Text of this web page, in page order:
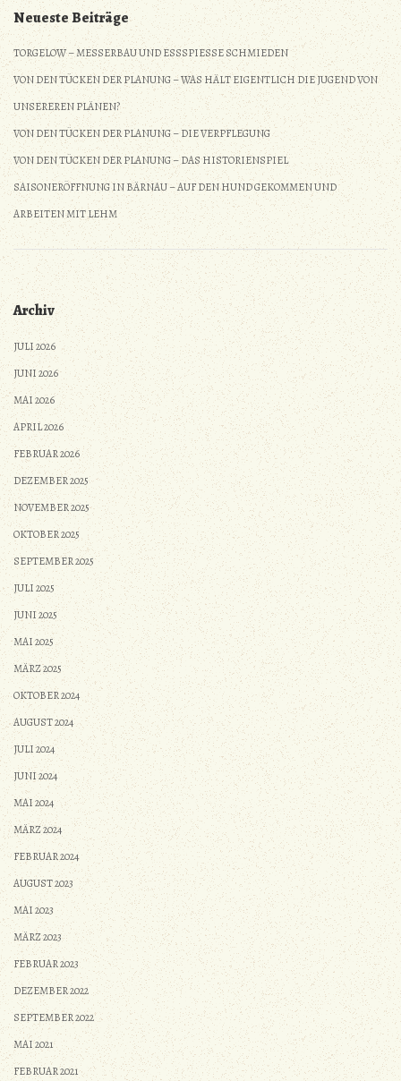
Neueste Beiträge
TORGELOW – MESSERBAU UND ESSSPIESSE SCHMIEDEN
VON DEN TÜCKEN DER PLANUNG – WAS HÄLT EIGENTLICH DIE JUGEND VON
UNSEREREN PLÄNEN?
VON DEN TÜCKEN DER PLANUNG – DIE VERPFLEGUNG
VON DEN TÜCKEN DER PLANUNG – DAS HISTORIENSPIEL
SAISONERÖFFNUNG IN BÄRNAU – AUF DEN HUND GEKOMMEN UND
ARBEITEN MIT LEHM
Archiv
JULI 2026
JUNI 2026
MAI 2026
APRIL 2026
FEBRUAR 2026
DEZEMBER 2025
NOVEMBER 2025
OKTOBER 2025
SEPTEMBER 2025
JULI 2025
JUNI 2025
MAI 2025
MÄRZ 2025
OKTOBER 2024
AUGUST 2024
JULI 2024
JUNI 2024
MAI 2024
MÄRZ 2024
FEBRUAR 2024
AUGUST 2023
MAI 2023
MÄRZ 2023
FEBRUAR 2023
DEZEMBER 2022
SEPTEMBER 2022
MAI 2021
FEBRUAR 2021